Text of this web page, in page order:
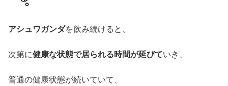
アシュワガンダを飲み続けると、
次第に健康な状態で居られる時間が延びていき、
普通の健康状態が続いていて、